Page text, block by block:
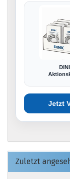
Jetzt
Zuletzt